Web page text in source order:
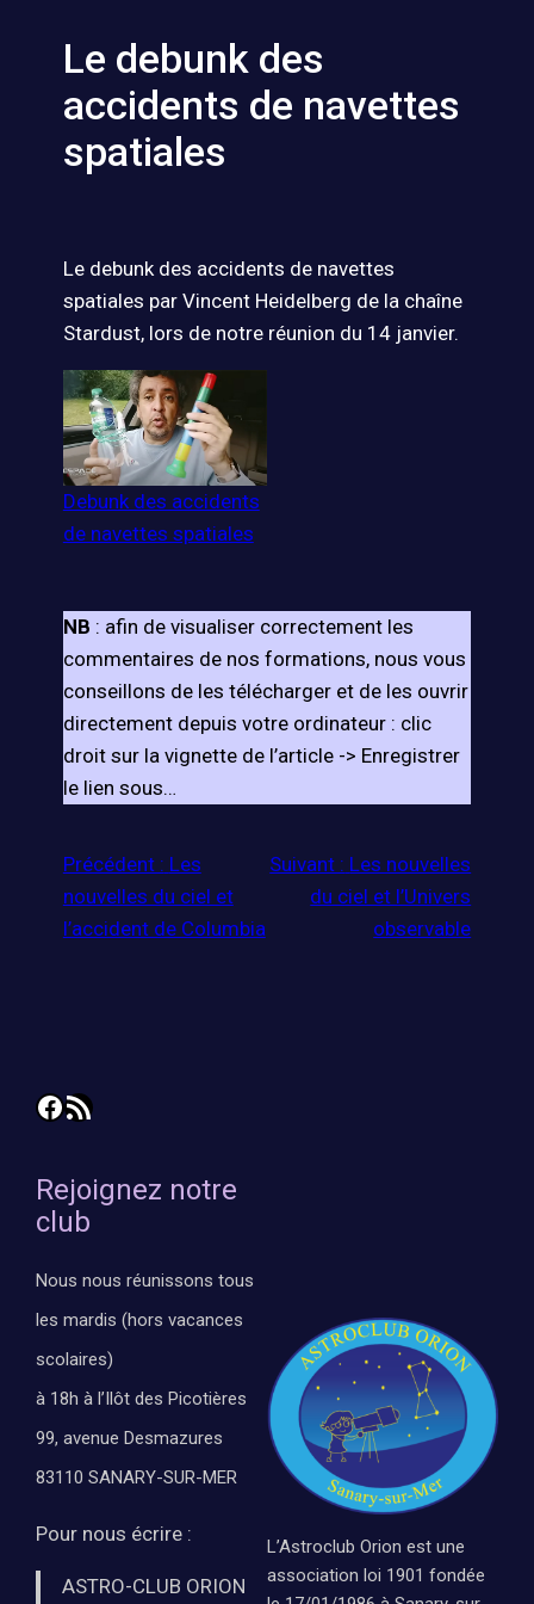
Le debunk des
accidents de navettes
spatiales
Le debunk des accidents de navettes
spatiales par Vincent Heidelberg de la chaîne
Stardust, lors de notre réunion du 14 janvier.
Debunk des accidents
de navettes spatiales
NB : afin de visualiser correctement les
commentaires de nos formations, nous vous
conseillons de les télécharger et de les ouvrir
directement depuis votre ordinateur : clic
droit sur la vignette de l’article -> Enregistrer
le lien sous…
Précédent : Les
nouvelles du ciel et
l’accident de Columbia
Suivant : Les nouvelles
du ciel et l’Univers
observable
Facebook
Flux RSS
Rejoignez notre
club
Nous nous réunissons tous
les mardis (hors vacances
scolaires)
à 18h à l’Ilôt des Picotières
99, avenue Desmazures
83110 SANARY-SUR-MER
Pour nous écrire :
ASTRO-CLUB ORION
L’Astroclub Orion est une
association loi 1901 fondée